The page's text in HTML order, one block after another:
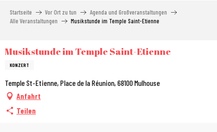
Startseite Vor Ort zu tun
Agenda und Großveranstaltungen
Alle Veranstaltungen
Musikstunde im Temple Saint-Etienne
Musikstunde im Temple Saint-Etienne
KONZERT
Temple St-Etienne, Place de la Réunion, 68100 Mulhouse
Anfahrt
Teilen